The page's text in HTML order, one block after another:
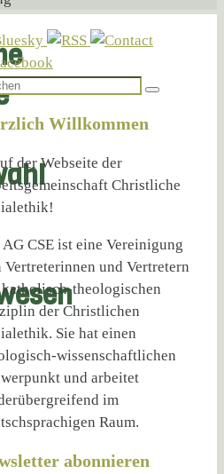
Suchen
Willkommen
der Webseite der
Christliche
CSE ist eine Vereinigung
Vertreterinnen und Vertretern
theologischen
der Christlichen
Sie hat einen
wissenschaftlichen
und arbeitet
im
Raum.
abonnieren